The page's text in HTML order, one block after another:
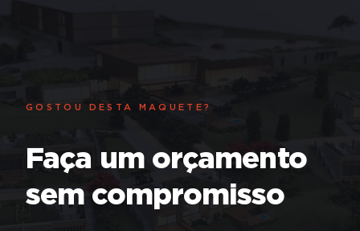
GOSTOU DESTA MAQUETE?
Faça um orçamento
sem compromisso